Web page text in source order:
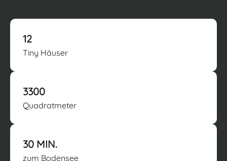
12
Tiny Häuser
3300
Quadratmeter
30 MIN.
zum Bodensee